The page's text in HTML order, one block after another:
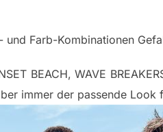
Farb-Kombinationen
BEACH, WAVE
immer der passende Look